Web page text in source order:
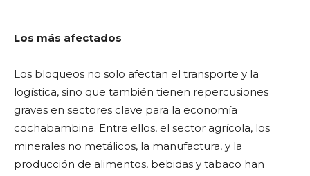
Los más afectados
Los bloqueos no solo afectan el transporte y la
logística, sino que también tienen repercusiones
graves en sectores clave para la economía
cochabambina. Entre ellos, el sector agrícola, los
minerales no metálicos, la manufactura, y la
producción de alimentos, bebidas y tabaco han